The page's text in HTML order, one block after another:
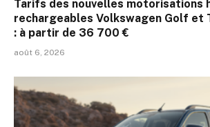
Tarifs des nouvelles motorisations
rechargeables Volkswagen Golf et
: à partir de 36 700 €
août 6, 2026